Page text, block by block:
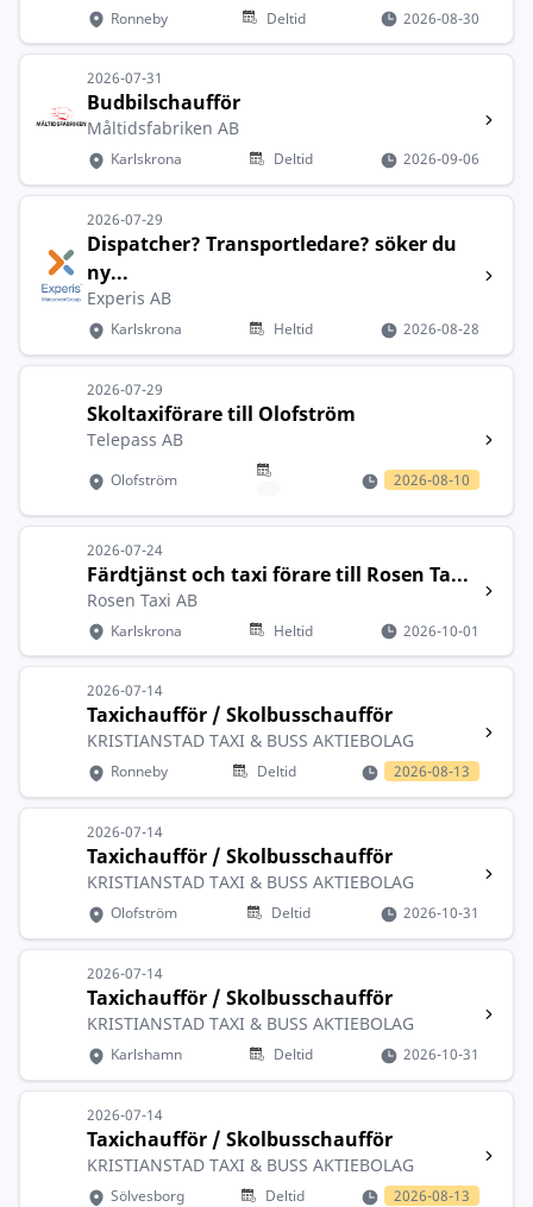
Ronneby Deltid 2026-08-30
2026-07-31
Budbilschaufför
Måltidsfabriken AB
Karlskrona Deltid 2026-09-06
2026-07-29
Dispatcher? Transportledare? söker du
ny...
Experis AB
Karlskrona Heltid 2026-08-28
2026-07-29
Skoltaxiförare till Olofström
Telepass AB
Olofström 2026-08-10
2026-07-24
Färdtjänst och taxi förare till Rosen Ta...
Rosen Taxi AB
Karlskrona Heltid 2026-10-01
2026-07-14
Taxichaufför / Skolbusschaufför
KRISTIANSTAD TAXI & BUSS AKTIEBOLAG
Ronneby Deltid 2026-08-13
2026-07-14
Taxichaufför / Skolbusschaufför
KRISTIANSTAD TAXI & BUSS AKTIEBOLAG
Olofström Deltid 2026-10-31
2026-07-14
Taxichaufför / Skolbusschaufför
KRISTIANSTAD TAXI & BUSS AKTIEBOLAG
Karlshamn Deltid 2026-10-31
2026-07-14
Taxichaufför / Skolbusschaufför
KRISTIANSTAD TAXI & BUSS AKTIEBOLAG
Sölvesborg Deltid 2026-08-13